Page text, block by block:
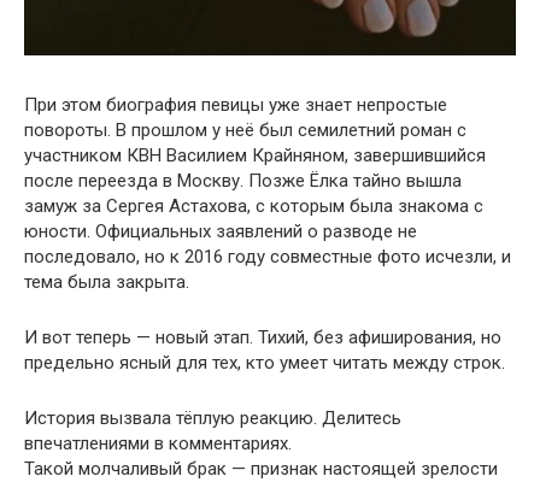
При этом биография певицы уже знает непростые
повороты. В прошлом у неё был семилетний роман с
участником КВН Василием Крайняном, завершившийся
после переезда в Москву. Позже Ёлка тайно вышла
замуж за Сергея Астахова, с которым была знакома с
юности. Официальных заявлений о разводе не
последовало, но к 2016 году совместные фото исчезли, и
тема была закрыта.
И вот теперь — новый этап. Тихий, без афиширования, но
предельно ясный для тех, кто умеет читать между строк.
История вызвала тёплую реакцию. Делитесь
впечатлениями в комментариях.
Такой молчаливый брак — признак настоящей зрелости